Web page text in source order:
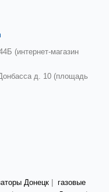
(интернет-магазин
д. 10 (площадь
Донецк|
газовые